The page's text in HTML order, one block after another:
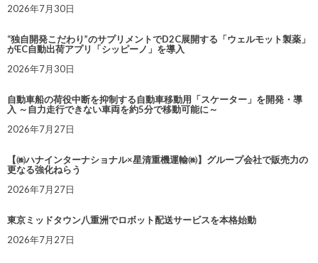
2026年7月30日
“独自開発こだわり”のサプリメントでD2C展開する「ウェルモット製薬」
がEC自動出荷アプリ「シッピーノ」を導入
2026年7月30日
自動車船の荷役中断を抑制する自動車移動用「スケーター」を開発・導
入 ～自力走行できない車両を約5分で移動可能に～
2026年7月27日
【㈱ハナインターナショナル×星清重機運輸㈱】グループ会社で販売力の
更なる強化ねらう
2026年7月27日
東京ミッドタウン八重洲でロボット配送サービスを本格始動
2026年7月27日